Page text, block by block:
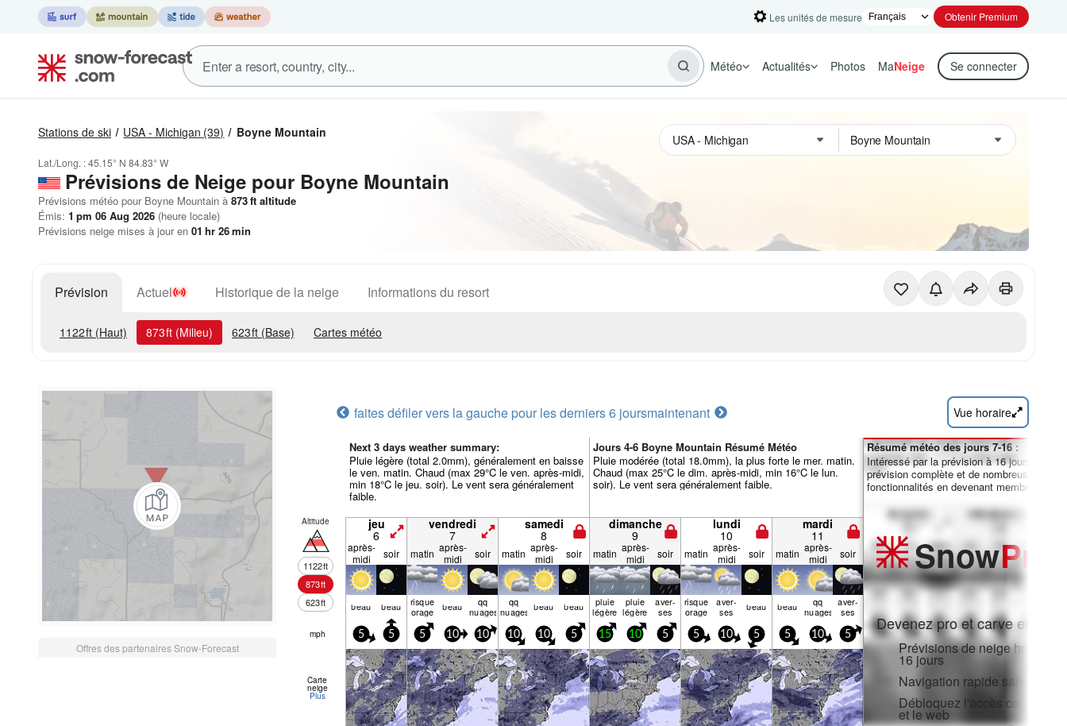
Les unités de mesure Obtenir Premium
Météo Actualités Photos MaNeige Se connecter
Stations de ski USA - Michigan (39) Boyne Mountain
Lat./Long. :45.15° N 84.83° W
Prévisions de Neige pour Boyne Mountain
Prévisions météo pour Boyne Mountain à 873ft altitude
Émis: 1 pm 06 Aug 2026 (heure locale)
Prévisions neige mises à jour en 01 hr 26min
Prévision Actuel Historique de la neige Informations du resort
1122ft (Haut) 873ft (Milieu) 623ft (Base) Cartes météo
Offres des partenaires Snow-Forecast
faites défiler vers la gauche pour les derniers 6 joursmaintenant Vue horaire
Next 3 days weather summary:
Pluie légère (total 2.0mm), généralement en baisse
le ven. matin. Chaud (max 29°C le ven. après-midi,
min 18°C le jeu. soir). Le vent sera généralement
faible.
Jours 4-6 Boyne Mountain Résumé Météo
Pluie modérée (total 18.0mm), la plus forte le mer. matin.
Chaud (max 25°C le dim. après-midi, min 16°C le lun.
soir). Le vent sera généralement faible.
Altitude
1122ft
873ft
623ft
jeu
6
vendredi
7
samedi
8
dimanche
9
lundi
10
mardi
11
après-
midi
soir matin après-
midi
soir matin après-
midi
soir matin après-
midi
soir matin après-
midi
soir matin après-
midi
soir
beau beau risque
orage beau qq
nuages
qq
nuages beau beau pluie
légère
pluie
légère
aver­
ses
risque
orage
aver­
ses beau beau qq
nuages
aver­
ses
mph 5 5 5 10 10 10 10 5 15 10 5 5 10 5 5 10 5
Carte
neige
Plus
Résumé météo des jours 7-16 :
Intéressé par la prévision à 16 jours ?
prévision complète et de nombreuses
fonctionnalités en devenant membre Pro.
SnowPro
Devenez pro et carve en:
Prévisions de neige horaires
16 jours
Navigation rapide sans
Débloquez l'accès complet
et le web